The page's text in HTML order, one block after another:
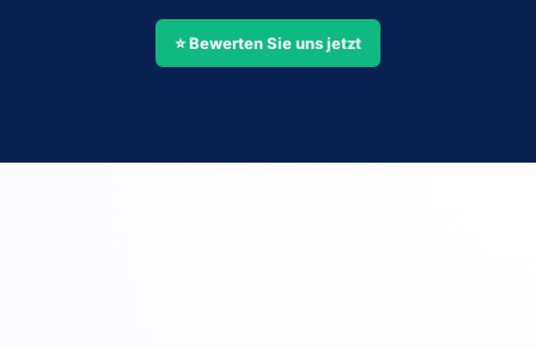
⭐ Bewerten Sie uns jetzt